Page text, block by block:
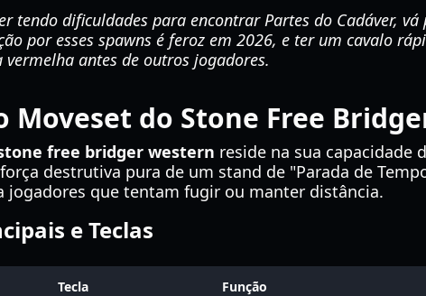
tendo dificuldades para encontrar Partes do Cadáver,
por esses spawns é feroz em 2026, e ter um cavalo
antes de outros jogadores.
Moveset do Stone Free
free bridger western reside na sua capacidade
destrutiva pura de um stand de "Parada de
jogadores que tentam fugir ou manter distância.
e Teclas
Tecla Função